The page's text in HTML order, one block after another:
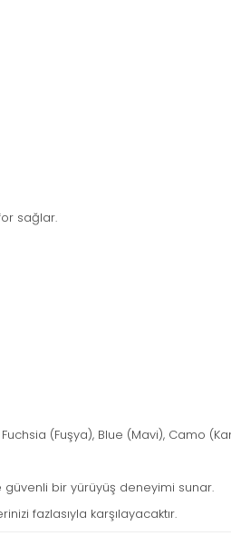
sağlar.
(Fuşya), Blue (Mavi), Camo
güvenli bir yürüyüş deneyimi sunar.
fazlasıyla karşılayacaktır.